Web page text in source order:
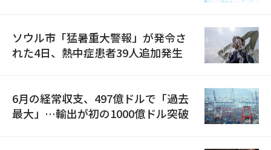
ソウル市「猛暑重大警報」が発令さ
れた4日、熱中症患者39人追加発生
6月の経常収支、497億ドルで「過去
最大」…輸出が初の1000億ドル突破